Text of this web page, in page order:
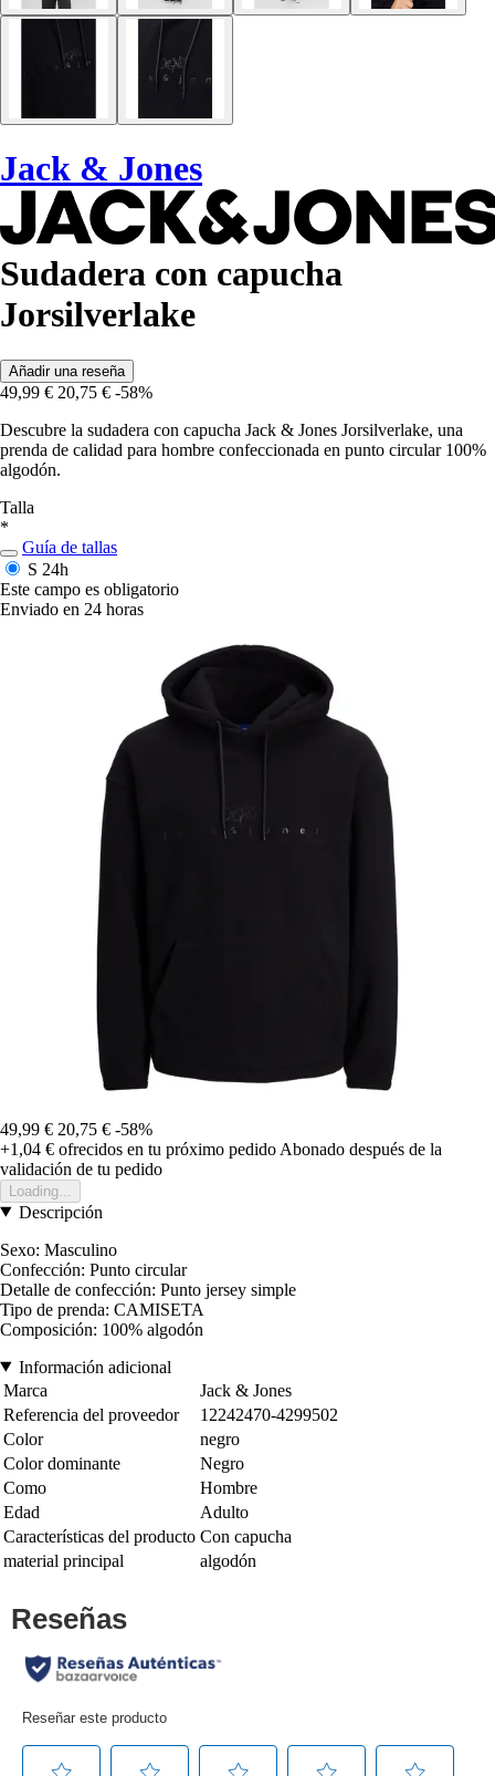
Jack & Jones
Sudadera con capucha
Jorsilverlake
Añadir una reseña
49,99 € 20,75 € -58%
Descubre la sudadera con capucha Jack & Jones Jorsilverlake, una
prenda de calidad para hombre confeccionada en punto circular 100%
algodón.
Talla
*
Guía de tallas
S 24h
Este campo es obligatorio
Enviado en 24 horas
49,99 € 20,75 € -58%
+1,04 € ofrecidos en tu próximo pedido Abonado después de la
validación de tu pedido
Loading...
Descripción
Sexo: Masculino
Confección: Punto circular
Detalle de confección: Punto jersey simple
Tipo de prenda: CAMISETA
Composición: 100% algodón
Información adicional
Marca
Jack & Jones
Referencia del proveedor
12242470-4299502
Color
negro
Color dominante
Negro
Como
Hombre
Edad
Adulto
Características del producto Con capucha
material principal
algodón